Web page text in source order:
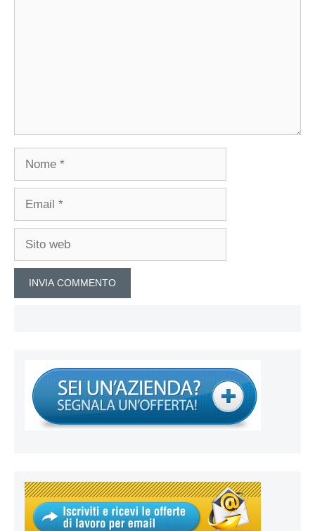
Nome
Email
Sito